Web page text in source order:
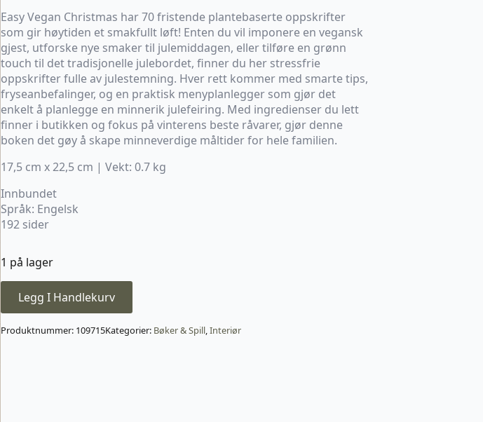
Easy Vegan Christmas har 70 fristende plantebaserte oppskrifter
som gir høytiden et smakfullt løft! Enten du vil imponere en vegansk
gjest, utforske nye smaker til julemiddagen, eller tilføre en grønn
touch til det tradisjonelle julebordet, finner du her stressfrie
oppskrifter fulle av julestemning. Hver rett kommer med smarte tips,
fryseanbefalinger, og en praktisk menyplanlegger som gjør det
enkelt å planlegge en minnerik julefeiring. Med ingredienser du lett
finner i butikken og fokus på vinterens beste råvarer, gjør denne
boken det gøy å skape minneverdige måltider for hele familien.
17,5 cm x 22,5 cm | Vekt: 0.7 kg
Innbundet
Språk: Engelsk
192 sider
1 på lager
Legg I Handlekurv
Produktnummer: 109715Kategorier: Bøker & Spill,Interiør